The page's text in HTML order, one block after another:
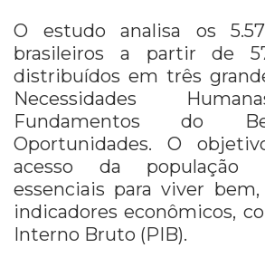
O estudo analisa os
brasileiros a partir de
distribuídos em três
Necessidades
Fundamentos do
Oportunidades. O
acesso da população
essenciais para viver
indicadores econômicos,
Interno Bruto (PIB).